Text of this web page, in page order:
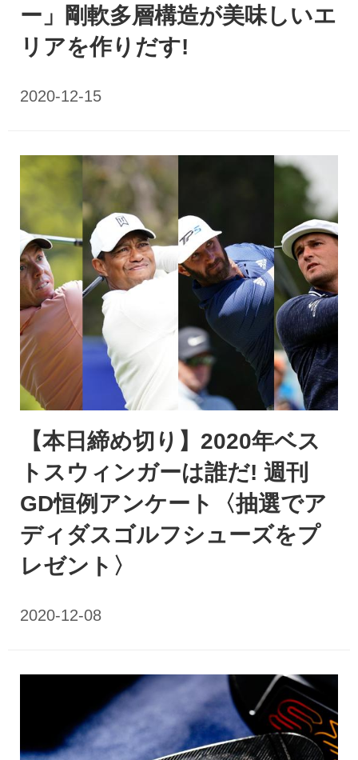
ー」剛軟多層構造が美味しいエ
リアを作りだす!
【本日締め切り】2020年ベス
トスウィンガーは誰だ! 週刊
GD恒例アンケート〈抽選でア
ディダスゴルフシューズをプ
レゼント〉